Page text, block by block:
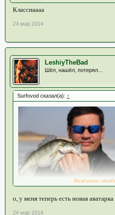
Класснаааа
24 мар 2014
LeshiyTheBad
Шёл, нашёл, потерял...
Surfovod сказал(а): ↑
Нажмите, чтобы
о, у меня теперь есть новая
24 мар 2014